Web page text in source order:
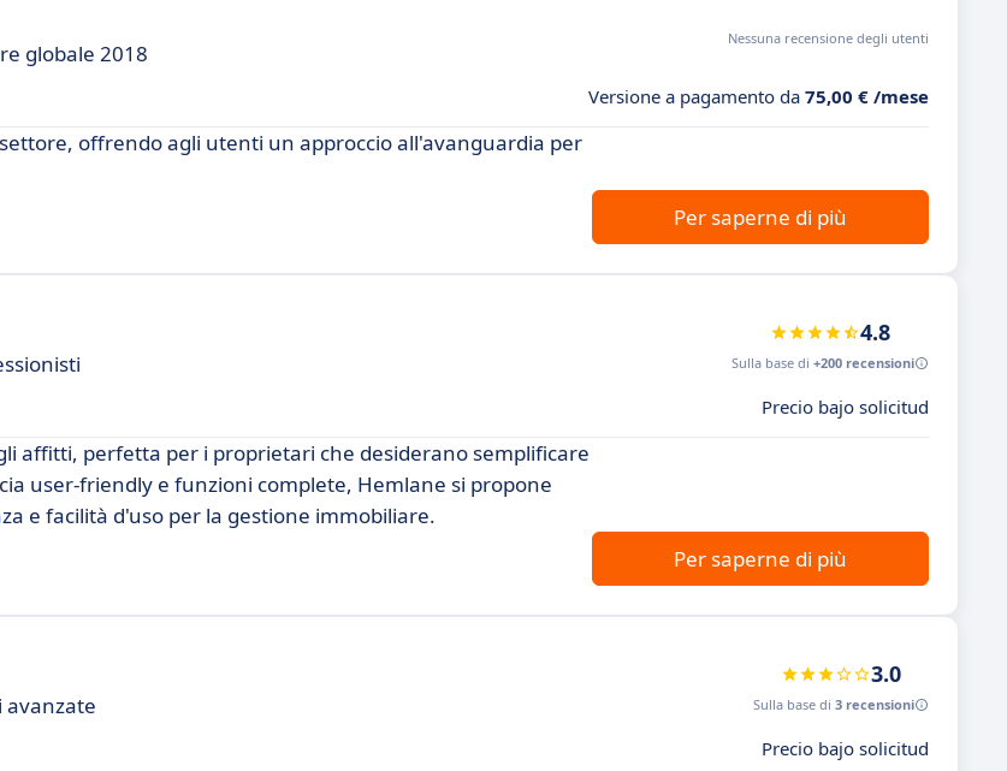
globale 2018
Nessuna recensione degli utenti
Versione a pagamento da 75,00 € /mese
offrendo agli utenti un approccio all'avanguardia per
Per saperne di più
4.8
Sulla base di +200 recensioni
Precio bajo solicitud
affitti, perfetta per i proprietari che desiderano semplificare
user-friendly e funzioni complete, Hemlane si propone
e facilità d'uso per la gestione immobiliare.
Per saperne di più
avanzate
3.0
Sulla base di 3 recensioni
Precio bajo solicitud